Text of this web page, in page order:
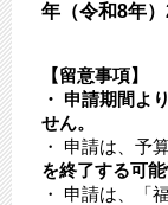
年（令和8年）
（上記の
【留意事項】
・ 申請期間よ
せん。
・ 申請は、予
を終了する可能
・ 申請は、「